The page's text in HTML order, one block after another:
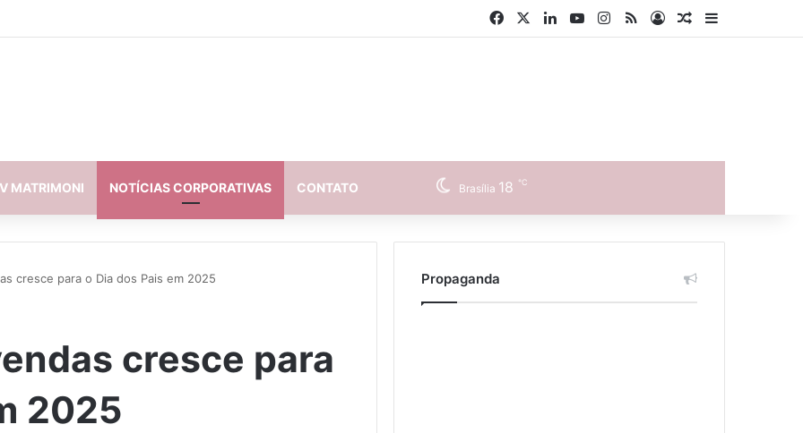
FacebookLinkedinYouTubeInstagram
RSS EntrarArtigo aleatório
MATRIMONI NOTÍCIAS CORPORATIVAS CONTATO Brasília 18 ℃
cresce para o Dia dos Pais em 2025
cresce para
2025
Propaganda